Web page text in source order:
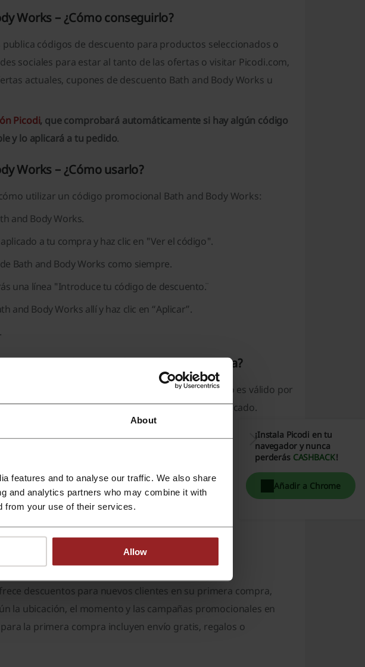
About
features and to analyse our traffic. We also share
and analytics partners who may combine it with
from your use of their services.
Allow
Works – ¿Cómo conseguirlo?
códigos de descuento para productos seleccionados o
sociales para estar al tanto de las ofertas o visitar Picodi.com,
actuales, cupones de descuento Bath and Body Works u
Picodi, que comprobará automáticamente si hay algún código
y lo aplicará a tu pedido.
Works – ¿Cómo usarlo?
utilizar un código promocional Bath and Body Works:
and Body Works.
a tu compra y haz clic en "Ver el código".
Bath and Body Works como siempre.
una línea "Introduce tu código de descuento¨.
and Body Works allí y haz clic en “Aplicar”.
Bath and Body Works no funciona?
Works tiene términos y condiciones específicos o es válido por
y condiciones y verificar si el código ha caducado.
Bath and Body Works existen?
Bath and Body Works:
en categorías y productos seleccionados
para toda la tienda
Works en la primera compra?
descuentos para nuevos clientes en su primera compra,
la ubicación, el momento y las campañas promocionales en
la primera compra incluyen envío gratis, regalos o
¡Instala Picodi en tu
navegador y nunca
perderás CASHBACK!
Añadir a Chrome